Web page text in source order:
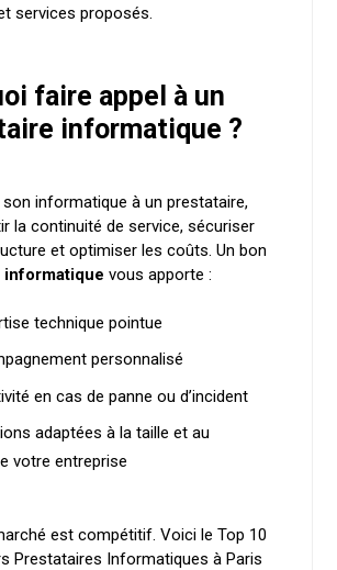
services proposés.
faire appel à un
informatique ?
son informatique à un prestataire,
la continuité de service, sécuriser
et optimiser les coûts. Un bon
informatique vous apporte :
technique pointue
personnalisé
en cas de panne ou d’incident
adaptées à la taille et au
votre entreprise
est compétitif. Voici le Top 10
Prestataires Informatiques à Paris